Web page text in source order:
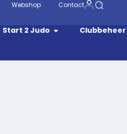
Webshop Contact
Start 2 Judo Clubbeheer